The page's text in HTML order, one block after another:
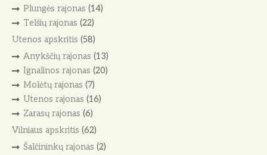
Plungės rajonas (14)
Telšių rajonas (22)
Utenos apskritis (58)
Anykščių rajonas (13)
Ignalinos rajonas (20)
Molėtų rajonas (7)
Utenos rajonas (16)
Zarasų rajonas (6)
Vilniaus apskritis (62)
Šalčininkų rajonas (2)